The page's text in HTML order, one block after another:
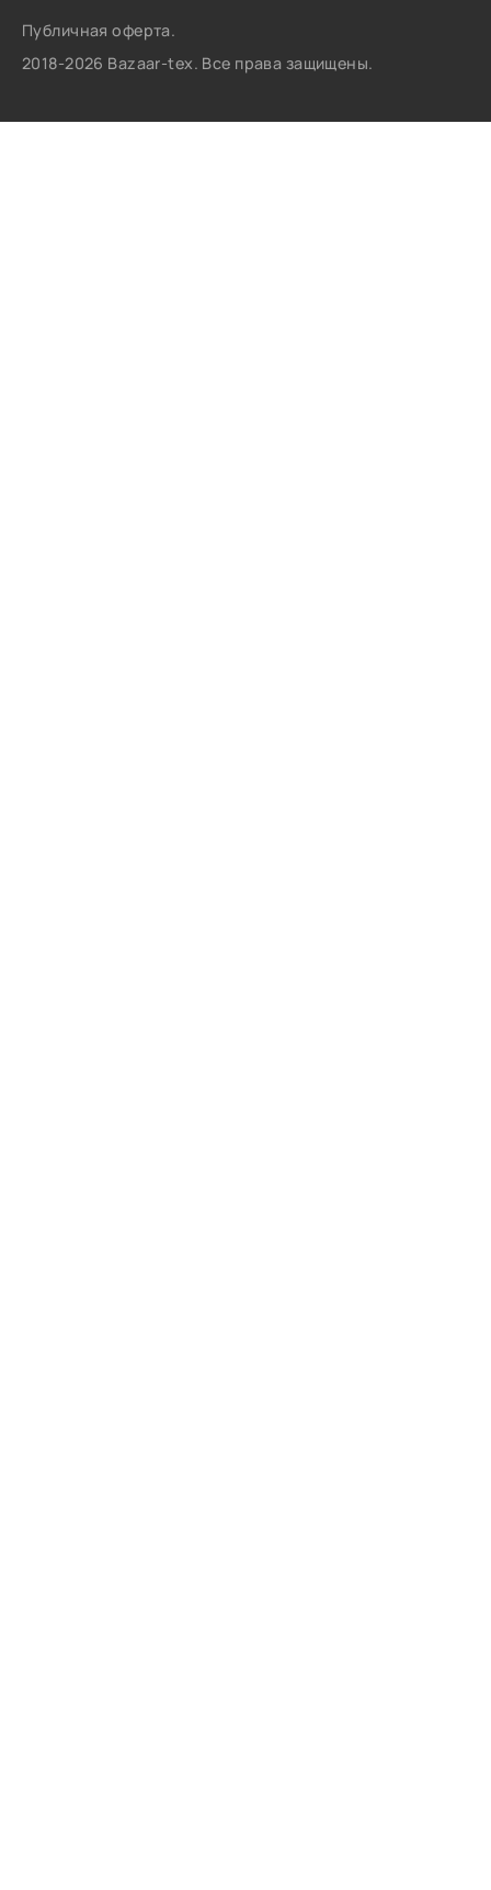
Публичная оферта.
2018-2026 Bazaar-tex. Все права защищены.